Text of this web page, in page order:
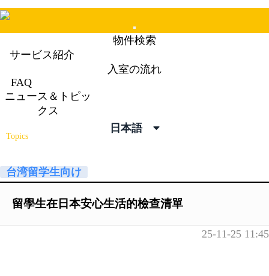
Mobile
Menu
物件検索
サービス紹介
入室の流れ
FAQ
ニュース＆トピッ
クス
日本語
ニュース＆トピックス
Topics
台湾留学生向け
留學生在日本安心生活的檢查清單
25-11-25 11:45